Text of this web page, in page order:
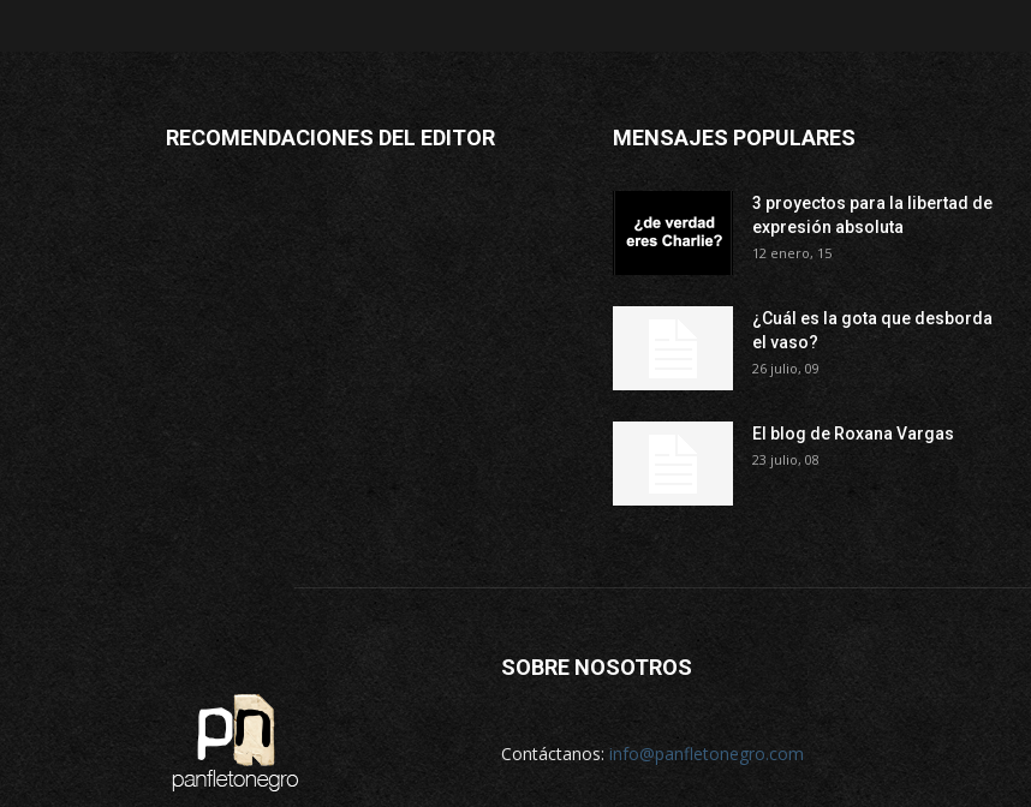
RECOMENDACIONES DEL EDITOR MENSAJES POPULARES
3 proyectos para la libertad de
expresión absoluta
12 enero, 15
¿Cuál es la gota que desborda
el vaso?
26 julio, 09
El blog de Roxana Vargas
23 julio, 08
SOBRE NOSOTROS
Contáctanos: info@panfletonegro.com